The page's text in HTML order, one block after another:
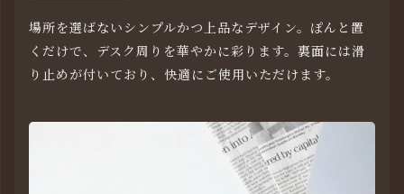
場所を選ばないシンプルかつ上品なデザイン。ぽんと置
くだけで、デスク周りを華やかに彩ります。裏面には滑
り止めが付いており、快適にご使用いただけます。